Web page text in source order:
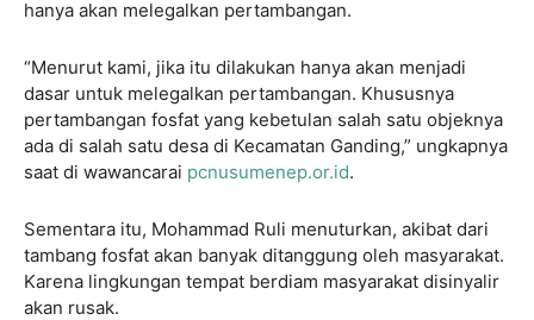
hanya akan melegalkan pertambangan.
“Menurut kami, jika itu dilakukan hanya akan menjadi
dasar untuk melegalkan pertambangan. Khususnya
pertambangan fosfat yang kebetulan salah satu objeknya
ada di salah satu desa di Kecamatan Ganding,” ungkapnya
saat di wawancarai pcnusumenep.or.id.
Sementara itu, Mohammad Ruli menuturkan, akibat dari
tambang fosfat akan banyak ditanggung oleh masyarakat.
Karena lingkungan tempat berdiam masyarakat disinyalir
akan rusak.